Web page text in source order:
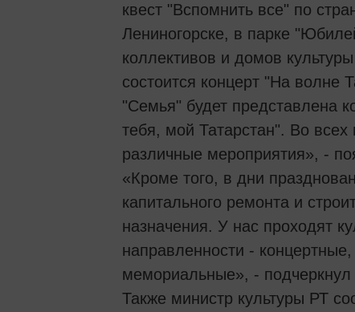
квест "Вспомнить все" по
Лениногорске, в парке
коллективов и домов
состоится концерт "На волне
"Семья" будет представлена
тебя, мой Татарстан". Во
различные мероприятия», -
«Кроме того, в дни
капитального ремонта и
назначения. У нас проходят
направленности -
мемориальные», - подчеркнул
Также министр культуры РТ